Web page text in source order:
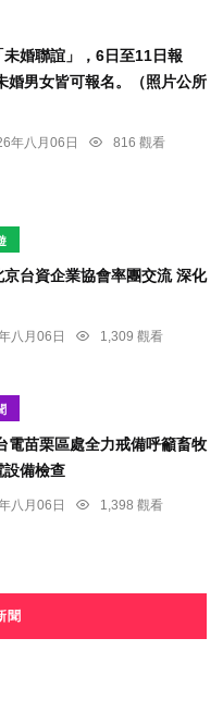
婚聯誼」，6日至11日報
婚男女皆可報名。（照片公所
年八月06日
816 觀看
台資企業協會率團交流 深化
八月06日
1,309 觀看
電苗栗區處全力戒備呼籲畜牧
設備檢查
八月06日
1,398 觀看
聞